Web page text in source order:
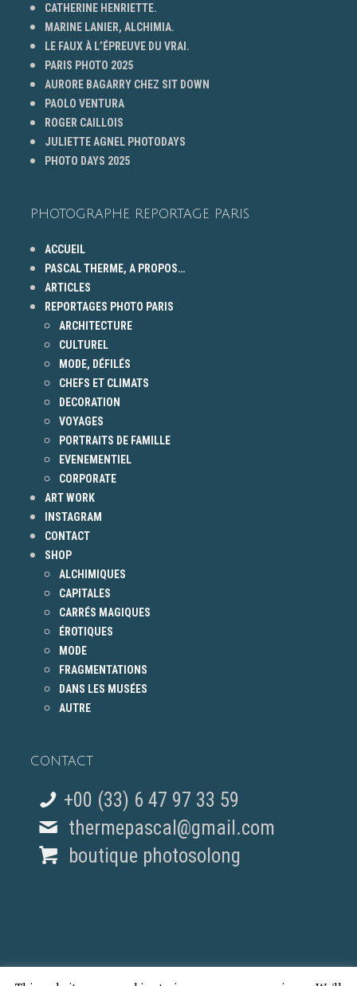
CATHERINE HENRIETTE.
MARINE LANIER, ALCHIMIA.
LE FAUX À L’ÉPREUVE DU VRAI.
PARIS PHOTO 2025
AURORE BAGARRY CHEZ SIT DOWN
PAOLO VENTURA
ROGER CAILLOIS
JULIETTE AGNEL PHOTODAYS
PHOTO DAYS 2025
PHOTOGRAPHE REPORTAGE PARIS
ACCUEIL
PASCAL THERME, A PROPOS…
ARTICLES
REPORTAGES PHOTO PARIS
ARCHITECTURE
CULTUREL
MODE, DÉFILÉS
CHEFS ET CLIMATS
DECORATION
VOYAGES
PORTRAITS DE FAMILLE
EVENEMENTIEL
CORPORATE
ART WORK
INSTAGRAM
CONTACT
SHOP
ALCHIMIQUES
CAPITALES
CARRÉS MAGIQUES
ÉROTIQUES
MODE
FRAGMENTATIONS
DANS LES MUSÉES
AUTRE
CONTACT
+00 (33) 6 47 97 33 59
thermepascal@gmail.com
boutique photosolong